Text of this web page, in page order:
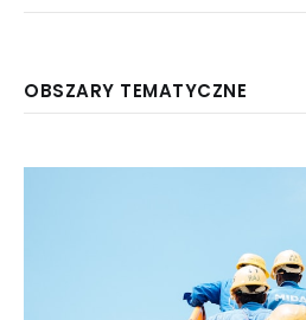
OBSZARY TEMATYCZNE